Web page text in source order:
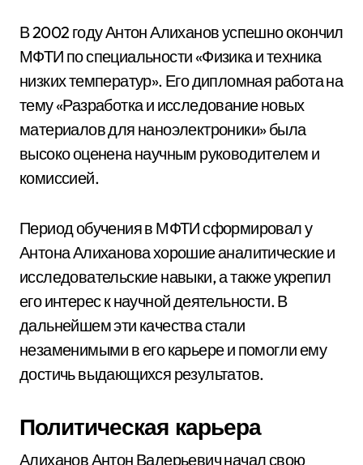
В 2002 году Антон Алиханов успешно окончил
МФТИ по специальности «Физика и техника
низких температур». Его дипломная работа на
тему «Разработка и исследование новых
материалов для наноэлектроники» была
высоко оценена научным руководителем и
комиссией.
Период обучения в МФТИ сформировал у
Антона Алиханова хорошие аналитические и
исследовательские навыки, а также укрепил
его интерес к научной деятельности. В
дальнейшем эти качества стали
незаменимыми в его карьере и помогли ему
достичь выдающихся результатов.
Политическая карьера
Алиханов Антон Валерьевич начал свою